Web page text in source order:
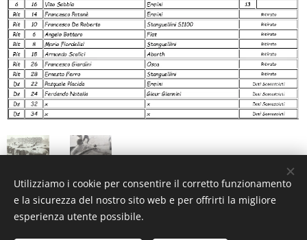
********************
Utilizziamo i cookie per consentire il corretto funzionamento
e la sicurezza del nostro sito web e per offrirti la migliore
esperienza utente possibile.